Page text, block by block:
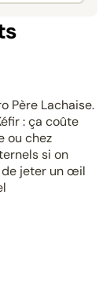
Père Lachaise.
: ça coûte
ou chez
si on
de jeter un œil